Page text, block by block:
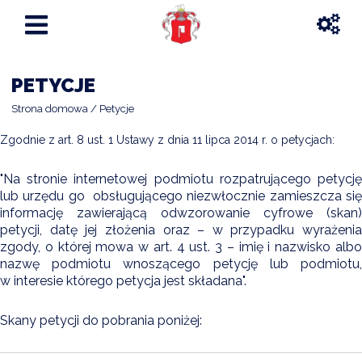
PETYCJE
Strona domowa Petycje
Zgodnie z art. 8 ust. 1 Ustawy z dnia 11 lipca 2014 r. o petycjach:
"Na stronie internetowej podmiotu rozpatrującego petycję
lub urzędu go obsługującego niezwłocznie zamieszcza się
informację zawierającą odwzorowanie cyfrowe (skan)
petycji, datę jej złożenia oraz – w przypadku wyrażenia
zgody, o której mowa w art. 4 ust. 3 – imię i nazwisko albo
nazwę podmiotu wnoszącego petycję lub podmiotu,
w interesie którego petycja jest składana".
Skany petycji do pobrania poniżej: